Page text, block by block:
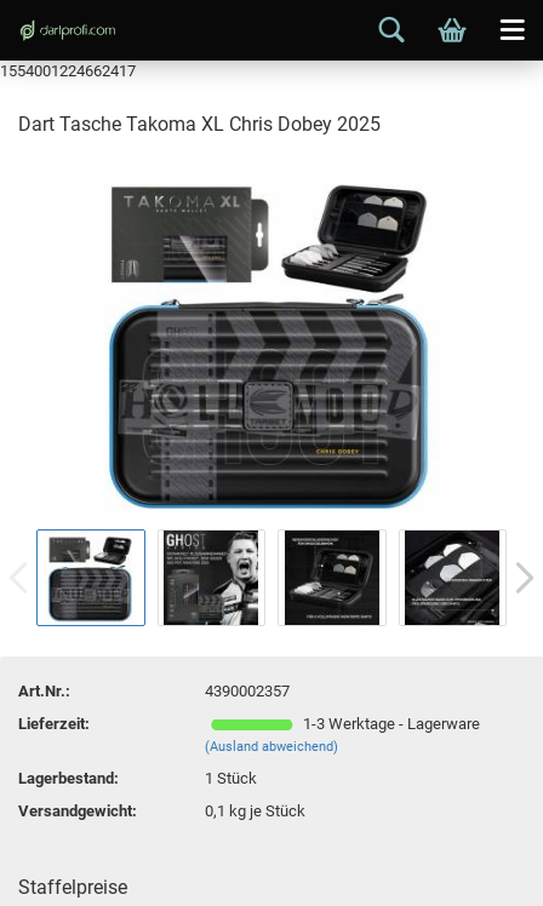
1554001224662417
Dart Tasche Takoma XL Chris Dobey 2025
Art.Nr.:
4390002357
Lieferzeit:
1-3 Werktage - Lagerware
(Ausland abweichend)
Lagerbestand: 1Stück
Versandgewicht:
0,1 kg je Stück
Staffelpreise